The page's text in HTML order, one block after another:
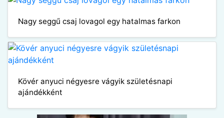
Nagy seggű csaj lovagol egy hatalmas farkon
Kövér anyuci négyesre vágyik születésnapi
ajándékként